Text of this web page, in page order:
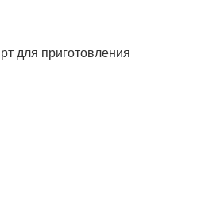
для приготовления